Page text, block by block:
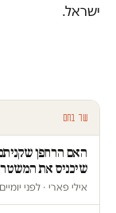
ישראל.
עוד בחם
האם הרחפן
שיכניס את
אילי פארי · לפני יומיים